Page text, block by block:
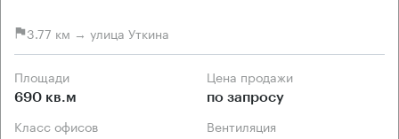
3.77 км → улица Уткина
Площади
690 кв.м
Цена продажи
по запросу
Класс офисов Вентиляция